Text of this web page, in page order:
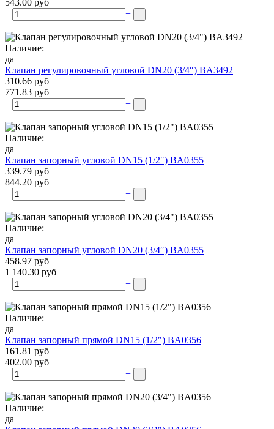
543.00 руб
–
+
Наличие:
да
Клапан регулировочный угловой DN20 (3/4″) BA3492
310.66 руб
771.83 руб
–
+
Наличие:
да
Клапан запорный угловой DN15 (1/2″) BA0355
339.79 руб
844.20 руб
–
+
Наличие:
да
Клапан запорный угловой DN20 (3/4″) BA0355
458.97 руб
1 140.30 руб
–
+
Наличие:
да
Клапан запорный прямой DN15 (1/2″) BA0356
161.81 руб
402.00 руб
–
+
Наличие:
да